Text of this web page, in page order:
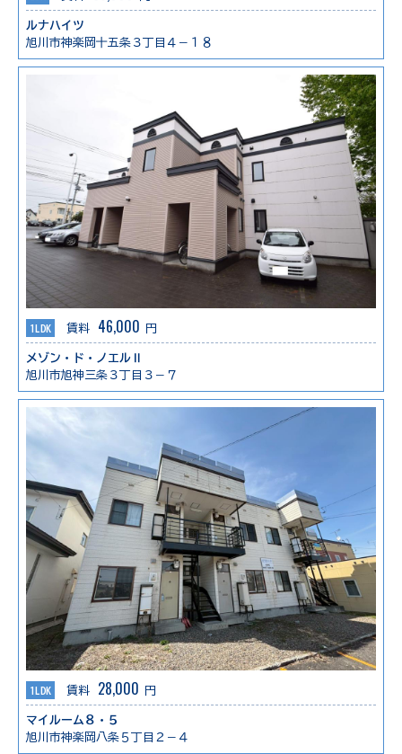
ルナハイツ
旭川市神楽岡十五条３丁目４－１８
1LDK 賃料 46,000 円
メゾン・ド・ノエルⅡ
旭川市旭神三条３丁目３－７
1LDK 賃料 28,000 円
マイルーム８・５
旭川市神楽岡八条５丁目２－４